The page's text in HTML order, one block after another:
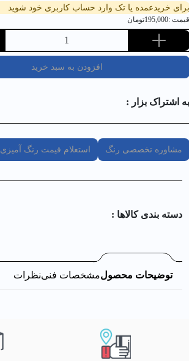
برای خریدعمده یا تک وارد حساب کاربری خود شوید
قیمت :195,000تومان
1
افزودن به سبد خرید
به اشتراک بزار :
مشاوره تخصصی رنگ استعلام قیمت رنگ آمیزی
دسته بندی کالا‌ها :
توضیحات محصولمشخصات فنینظرات